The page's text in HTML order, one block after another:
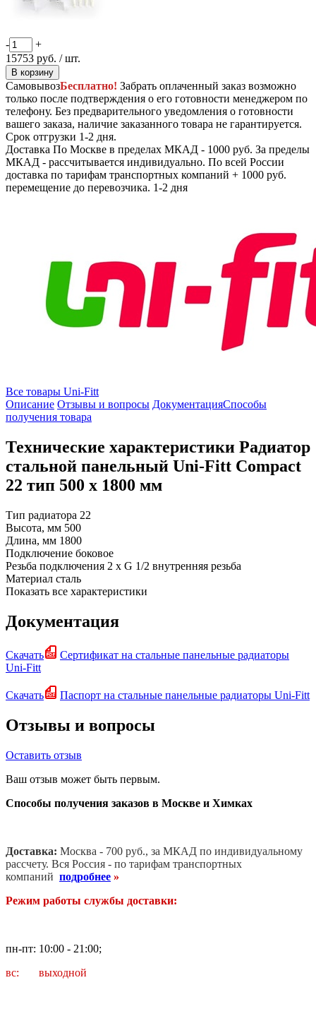
-
+
15753 руб. / шт.
В корзину
СамовывозБесплатно! Забрать оплаченный заказ возможно
только после подтверждения о его готовности менеджером по
телефону. Без предварительного уведомления о готовности
вашего заказа, наличие заказанного товара не гарантируется.
Срок отгрузки 1-2 дня.
Доставка По Москве в пределах МКАД - 1000 руб. За пределы
МКАД - рассчитывается индивидуально. По всей России
доставка по тарифам транспортных компаний + 1000 руб.
перемещение до перевозчика. 1-2 дня
Все товары Uni-Fitt
Описание Отзывы и вопросы ДокументацияСпособы
получения товара
Технические характеристики Радиатор
стальной панельный Uni-Fitt Compact
22 тип 500 х 1800 мм
Тип радиатора 22
Высота, мм 500
Длина, мм 1800
Подключение боковое
Резьба подключения 2 х G 1/2 внутренняя резьба
Материал сталь
Показать все характеристики
Документация
Скачать
Сертификат на стальные панельные радиаторы
Uni-Fitt
Скачать Паспорт на стальные панельные радиаторы Uni-Fitt
Отзывы и вопросы
Оставить отзыв
Ваш отзыв может быть первым.
Способы получения заказов в Москве и Химках
Доставка: Москва - 700 руб., за МКАД по индивидуальному
рассчету. Вся Россия - по тарифам транспортных
компаний подробнее »
Режим работы службы доставки:
пн-пт: 10:00 - 21:00;
вс: выходной